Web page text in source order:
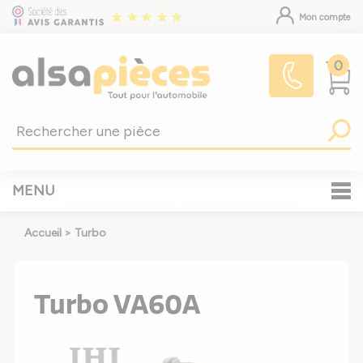
Mon compte
0
MENU
Accueil > Turbo
Turbo VA60A